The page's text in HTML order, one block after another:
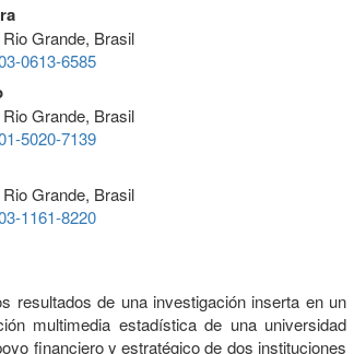
Grande, Brasil
0613-6585
Grande, Brasil
5020-7139
Grande, Brasil
1161-8220
resultados de una investigación inserta en un
multimedia estadística de una universidad
financiero y estratégico de dos instituciones